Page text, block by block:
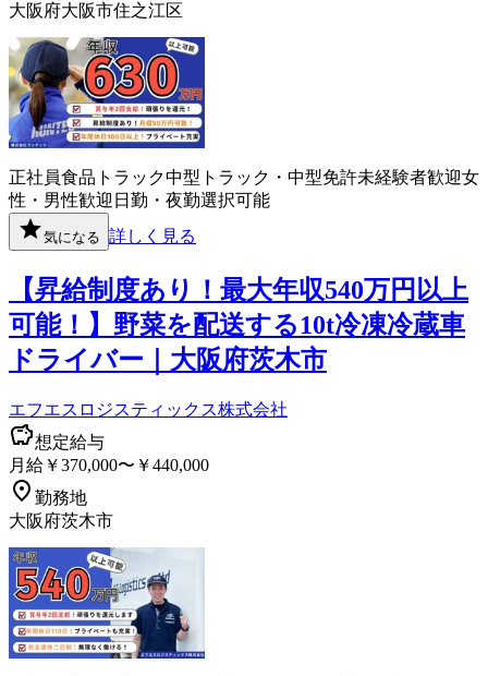
大阪府大阪市住之江区
正社員食品 トラック中型トラック・中型免許未経験者歓迎女
性・男性歓迎 日勤・夜勤選択可能
気になる 詳しく見る
【昇給制度あり！最大年収540万円以上
可能！】野菜を配送する10t冷凍冷蔵車
ドライバー｜大阪府茨木市
エフエスロジスティックス株式会社
想定給与
月給￥370,000〜￥440,000
勤務地
大阪府茨木市